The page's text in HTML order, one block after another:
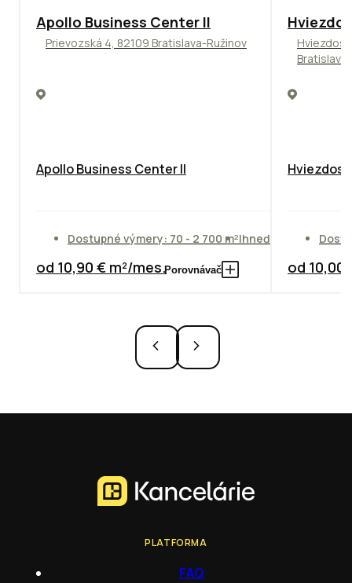
TOP NOVINKA ODPORÚČAME
Apollo Business Center II
Prievozská 4, 82109 Bratislava-Ružinov
Apollo Business Center II
Dostupné výmery: 70 - 2 700 m²Ihneď
od 10,90 € m²/mes.Porovnávač od 10,00
PLATFORMA
FAQ